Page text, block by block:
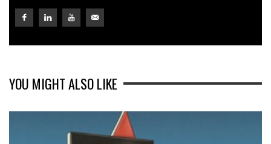
YOU MIGHT ALSO LIKE